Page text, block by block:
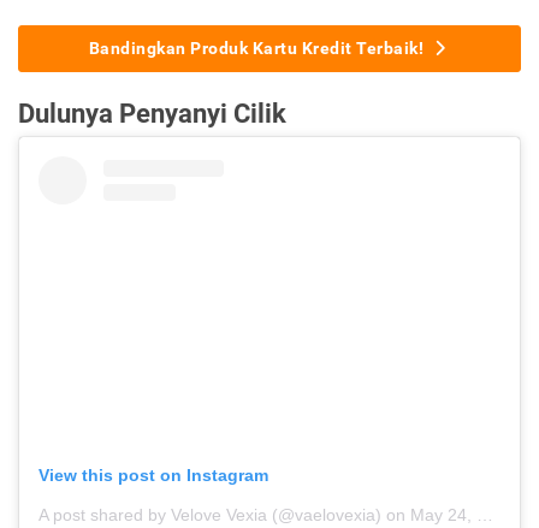
Bandingkan Produk Kartu Kredit Terbaik!
Dulunya Penyanyi Cilik
View this post on Instagram
A post shared by Velove Vexia (@vaelovexia) on May 24, 2018 at 9:45pm PDT